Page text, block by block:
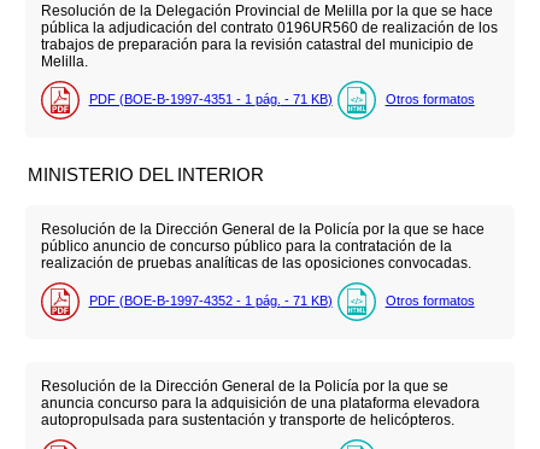
Resolución de la Delegación Provincial de Melilla por la que se hace
pública la adjudicación del contrato 0196UR560 de realización de los
trabajos de preparación para la revisión catastral del municipio de
Melilla.
PDF (BOE-B-1997-4351 - 1 pág. - 71 KB) Otros formatos
MINISTERIO DEL INTERIOR
Resolución de la Dirección General de la Policía por la que se hace
público anuncio de concurso público para la contratación de la
realización de pruebas analíticas de las oposiciones convocadas.
PDF (BOE-B-1997-4352 - 1 pág. - 71 KB) Otros formatos
Resolución de la Dirección General de la Policía por la que se
anuncia concurso para la adquisición de una plataforma elevadora
autopropulsada para sustentación y transporte de helicópteros.